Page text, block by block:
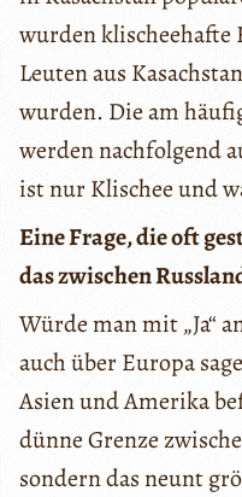
wurden klischeehafte
Leuten aus
wurden. Die am
werden nachfolgend
ist nur Klischee und
Eine Frage, die oft
das zwischen
Würde man mit „Ja“
auch über Europa
Asien und Amerika
dünne Grenze
sondern das neunt